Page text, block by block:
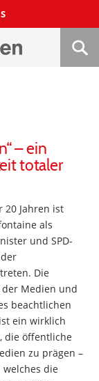
– ein
totaler
20 Jahren ist
als
und SPD-
Die
Medien und
beachtlichen
ein wirklich
die öffentliche
zu prägen –
die